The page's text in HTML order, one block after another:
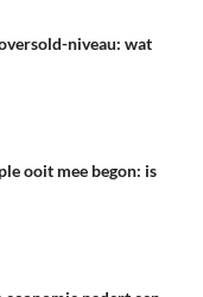
niveau: wat
ooit mee begon: is